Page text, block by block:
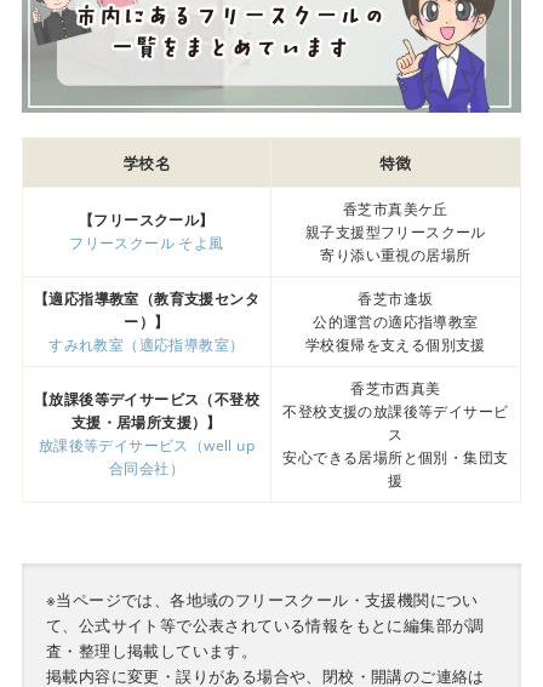
学校名 特徴
【フリースクール】
フリースクール そよ風
香芝市真美ケ丘
親子支援型フリースクール
寄り添い重視の居場所
【適応指導教室（教育支援センタ
ー）】
すみれ教室（適応指導教室）
香芝市逢坂
公的運営の適応指導教室
学校復帰を支える個別支援
【放課後等デイサービス（不登校
支援・居場所支援）】
放課後等デイサービス（well up
合同会社）
香芝市西真美
不登校支援の放課後等デイサービ
ス
安心できる居場所と個別・集団支
援
※当ページでは、各地域のフリースクール・支援機関につい
て、公式サイト等で公表されている情報をもとに編集部が調
査・整理し掲載しています。
掲載内容に変更・誤りがある場合や、閉校・開講のご連絡は